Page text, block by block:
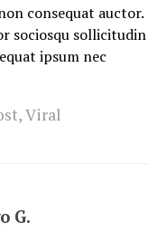
consequat auctor.
sociosqu sollicitudin
ipsum nec
,Viral
G.